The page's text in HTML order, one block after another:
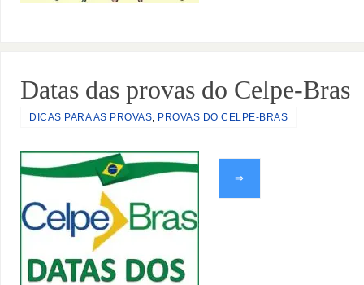
Datas das provas do Celpe-Bras
DICAS PARA AS PROVAS PROVAS DO CELPE-BRAS
⇒